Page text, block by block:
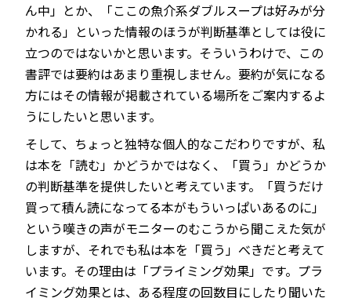
ん中」とか、「ここの魚介系ダブルスープは好みが分
かれる」といった情報のほうが判断基準としては役に
立つのではないかと思います。そういうわけで、この
書評では要約はあまり重視しません。要約が気になる
方にはその情報が掲載されている場所をご案内するよ
うにしたいと思います。
そして、ちょっと独特な個人的なこだわりですが、私
は本を「読む」かどうかではなく、「買う」かどうか
の判断基準を提供したいと考えています。「買うだけ
買って積ん読になってる本がもういっぱいあるのに」
という嘆きの声がモニターのむこうから聞こえた気が
しますが、それでも私は本を「買う」べきだと考えて
います。その理由は「プライミング効果」です。プラ
イミング効果とは、ある程度の回数目にしたり聞いた